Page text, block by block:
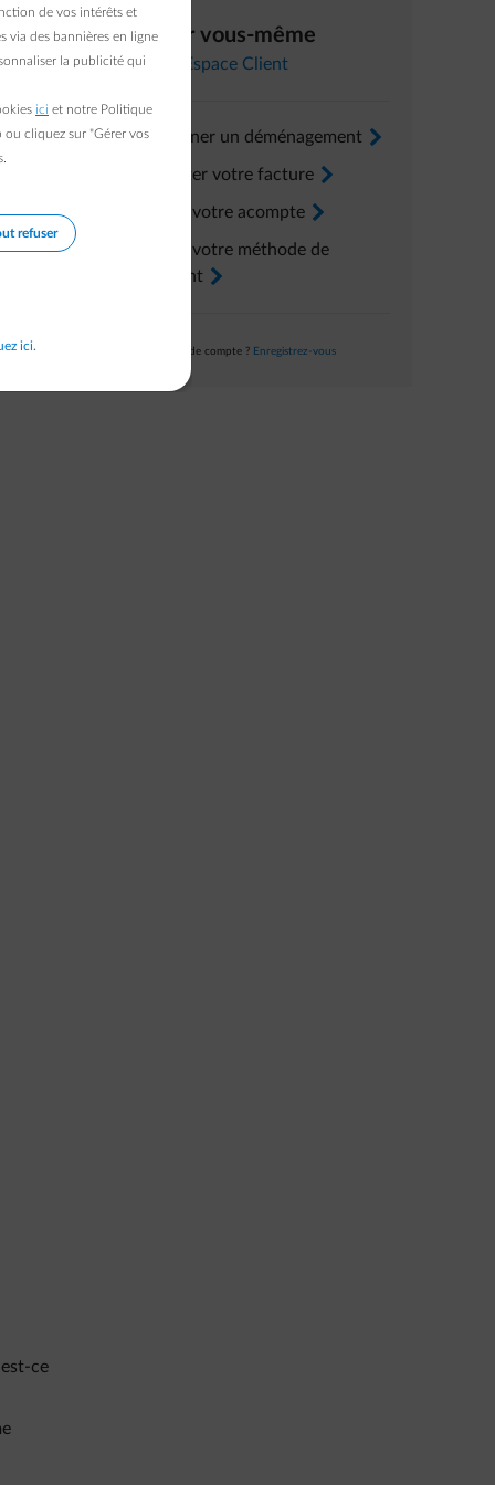
être
numéro
ce
Régler vous-même
Dans l’ Espace Client
Renseigner un déménagement arrow-right
Consulter votre facture arrow-right
Ajuster votre acompte arrow-right
Ajuster votre méthode de
paiement arrow-right
Pas encore de compte ? Enregistrez-vous
de vos intérêts et
via des bannières en ligne
la publicité qui
ici et notre Politique
ou cliquez sur "Gérer vos
refuser
ici.